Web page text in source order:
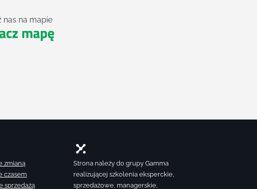
nas na mapie
mapę
zmianą
czasem
sprzedażą
Strona należy do grupy Gamma
realizującej szkolenia eksperckie,
sprzedażowe, managerskie,